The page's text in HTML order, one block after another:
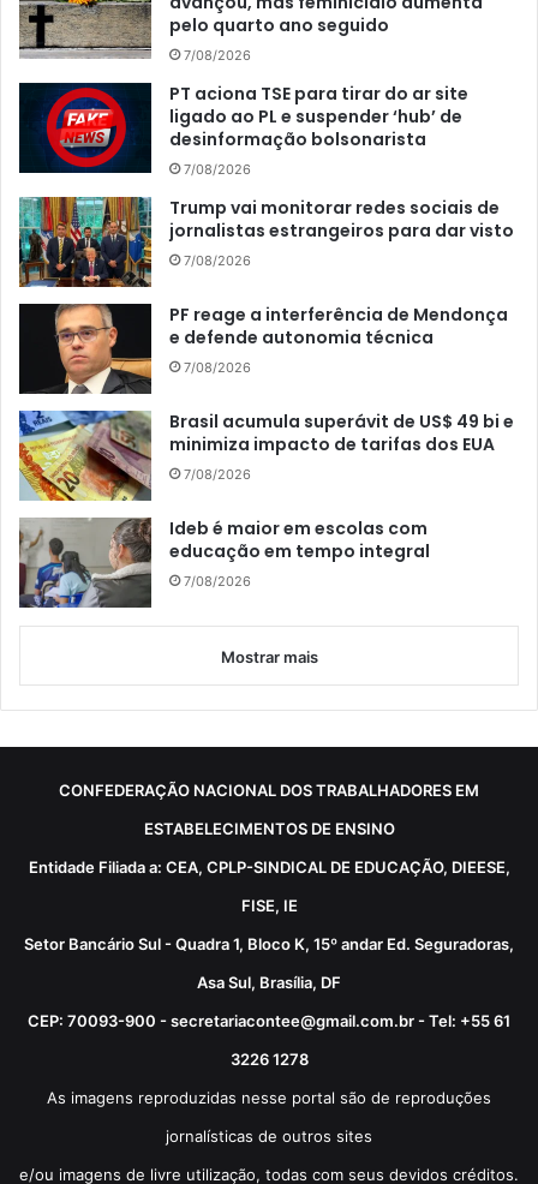
pelo quarto ano seguido
7/08/2026
PT aciona TSE para tirar do ar site
ligado ao PL e suspender ‘hub’ de
desinformação bolsonarista
7/08/2026
Trump vai monitorar redes sociais de
jornalistas estrangeiros para dar visto
7/08/2026
PF reage a interferência de Mendonça
e defende autonomia técnica
7/08/2026
Brasil acumula superávit de US$ 49 bi e
minimiza impacto de tarifas dos EUA
7/08/2026
Ideb é maior em escolas com
educação em tempo integral
7/08/2026
Mostrar mais
CONFEDERAÇÃO NACIONAL DOS TRABALHADORES EM
ESTABELECIMENTOS DE ENSINO
Entidade Filiada a: CEA, CPLP-SINDICAL DE EDUCAÇÃO, DIEESE,
FISE, IE
Setor Bancário Sul - Quadra 1, Bloco K, 15º andar Ed. Seguradoras,
Asa Sul, Brasília, DF
CEP: 70093-900 - secretariacontee@gmail.com.br - Tel: +55 61
3226 1278
As imagens reproduzidas nesse portal são de reproduções
jornalísticas de outros sites
e/ou imagens de livre utilização, todas com seus devidos créditos.